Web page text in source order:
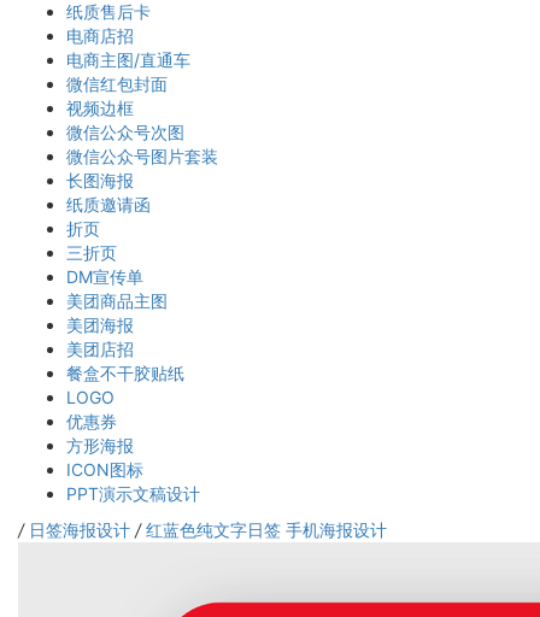
纸质售后卡
电商店招
电商主图/直通车
微信红包封面
视频边框
微信公众号次图
微信公众号图片套装
长图海报
纸质邀请函
折页
三折页
DM宣传单
美团商品主图
美团海报
美团店招
餐盒不干胶贴纸
LOGO
优惠券
方形海报
ICON图标
PPT演示文稿设计
/ 日签海报设计 / 红蓝色纯文字日签 手机海报设计